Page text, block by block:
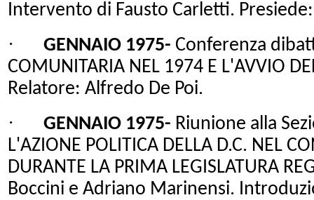
Intervento di Fausto Carletti.
· GENNAIO 1975- Conferenza
COMUNITARIA NEL 1974 E L'AVVIO
Relatore: Alfredo De Poi.
· GENNAIO 1975- Riunione alla
L'AZIONE POLITICA DELLA D.C. NEL
DURANTE LA PRIMA LEGISLATURA
Boccini e Adriano Marinensi.